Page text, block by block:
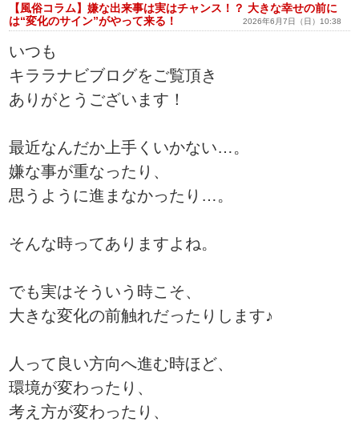
【風俗コラム】嫌な出来事は実はチャンス！？ 大きな幸せの前に
は“変化のサイン”がやって来る！
2026年6月7日（日）10:38
いつも
キララナビブログをご覧頂き
ありがとうございます！
最近なんだか上手くいかない…。
嫌な事が重なったり、
思うように進まなかったり…。
そんな時ってありますよね。
でも実はそういう時こそ、
大きな変化の前触れだったりします♪
人って良い方向へ進む時ほど、
環境が変わったり、
考え方が変わったり、